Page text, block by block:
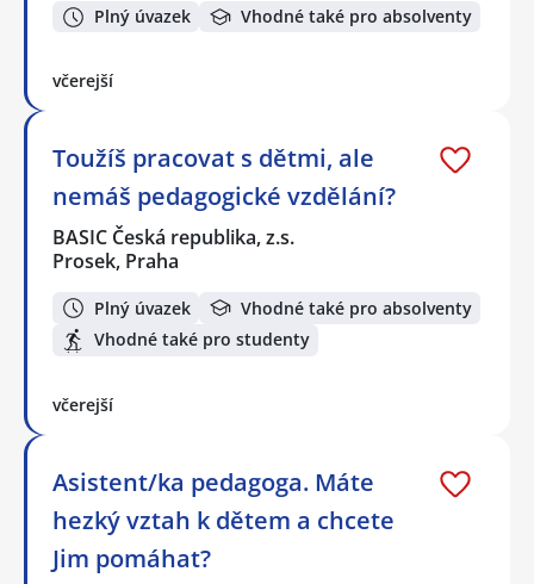
Plný úvazek Vhodné také pro absolventy
včerejší
Toužíš pracovat s dětmi, ale
nemáš pedagogické vzdělání?
BASIC Česká republika, z.s.
Prosek, Praha
Plný úvazek
Vhodné také pro absolventy
Vhodné také pro studenty
včerejší
Asistent/ka pedagoga. Máte
hezký vztah k dětem a chcete
Jim pomáhat?